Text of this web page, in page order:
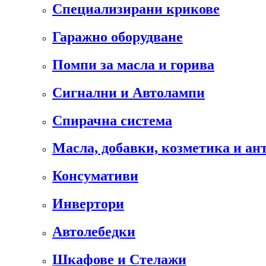
Специализирани крикове
Гаражно оборудване
Помпи за масла и горива
Сигнални и Автолампи
Спирачна система
Масла, добавки, козметика и
Консумативи
Инвертори
Автолебедки
Шкафове и Стелажи